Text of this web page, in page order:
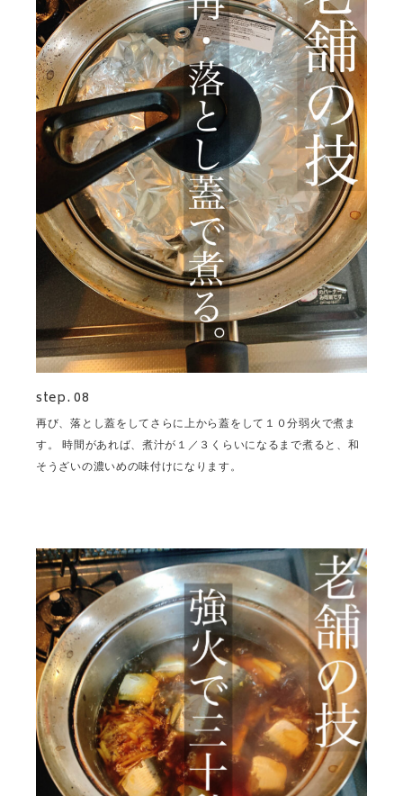
step. 08
再び、落とし蓋をしてさらに上から蓋をして１０分弱火で煮ま
す。 時間があれば、煮汁が１／３くらいになるまで煮ると、和
そうざいの濃いめの味付けになります。